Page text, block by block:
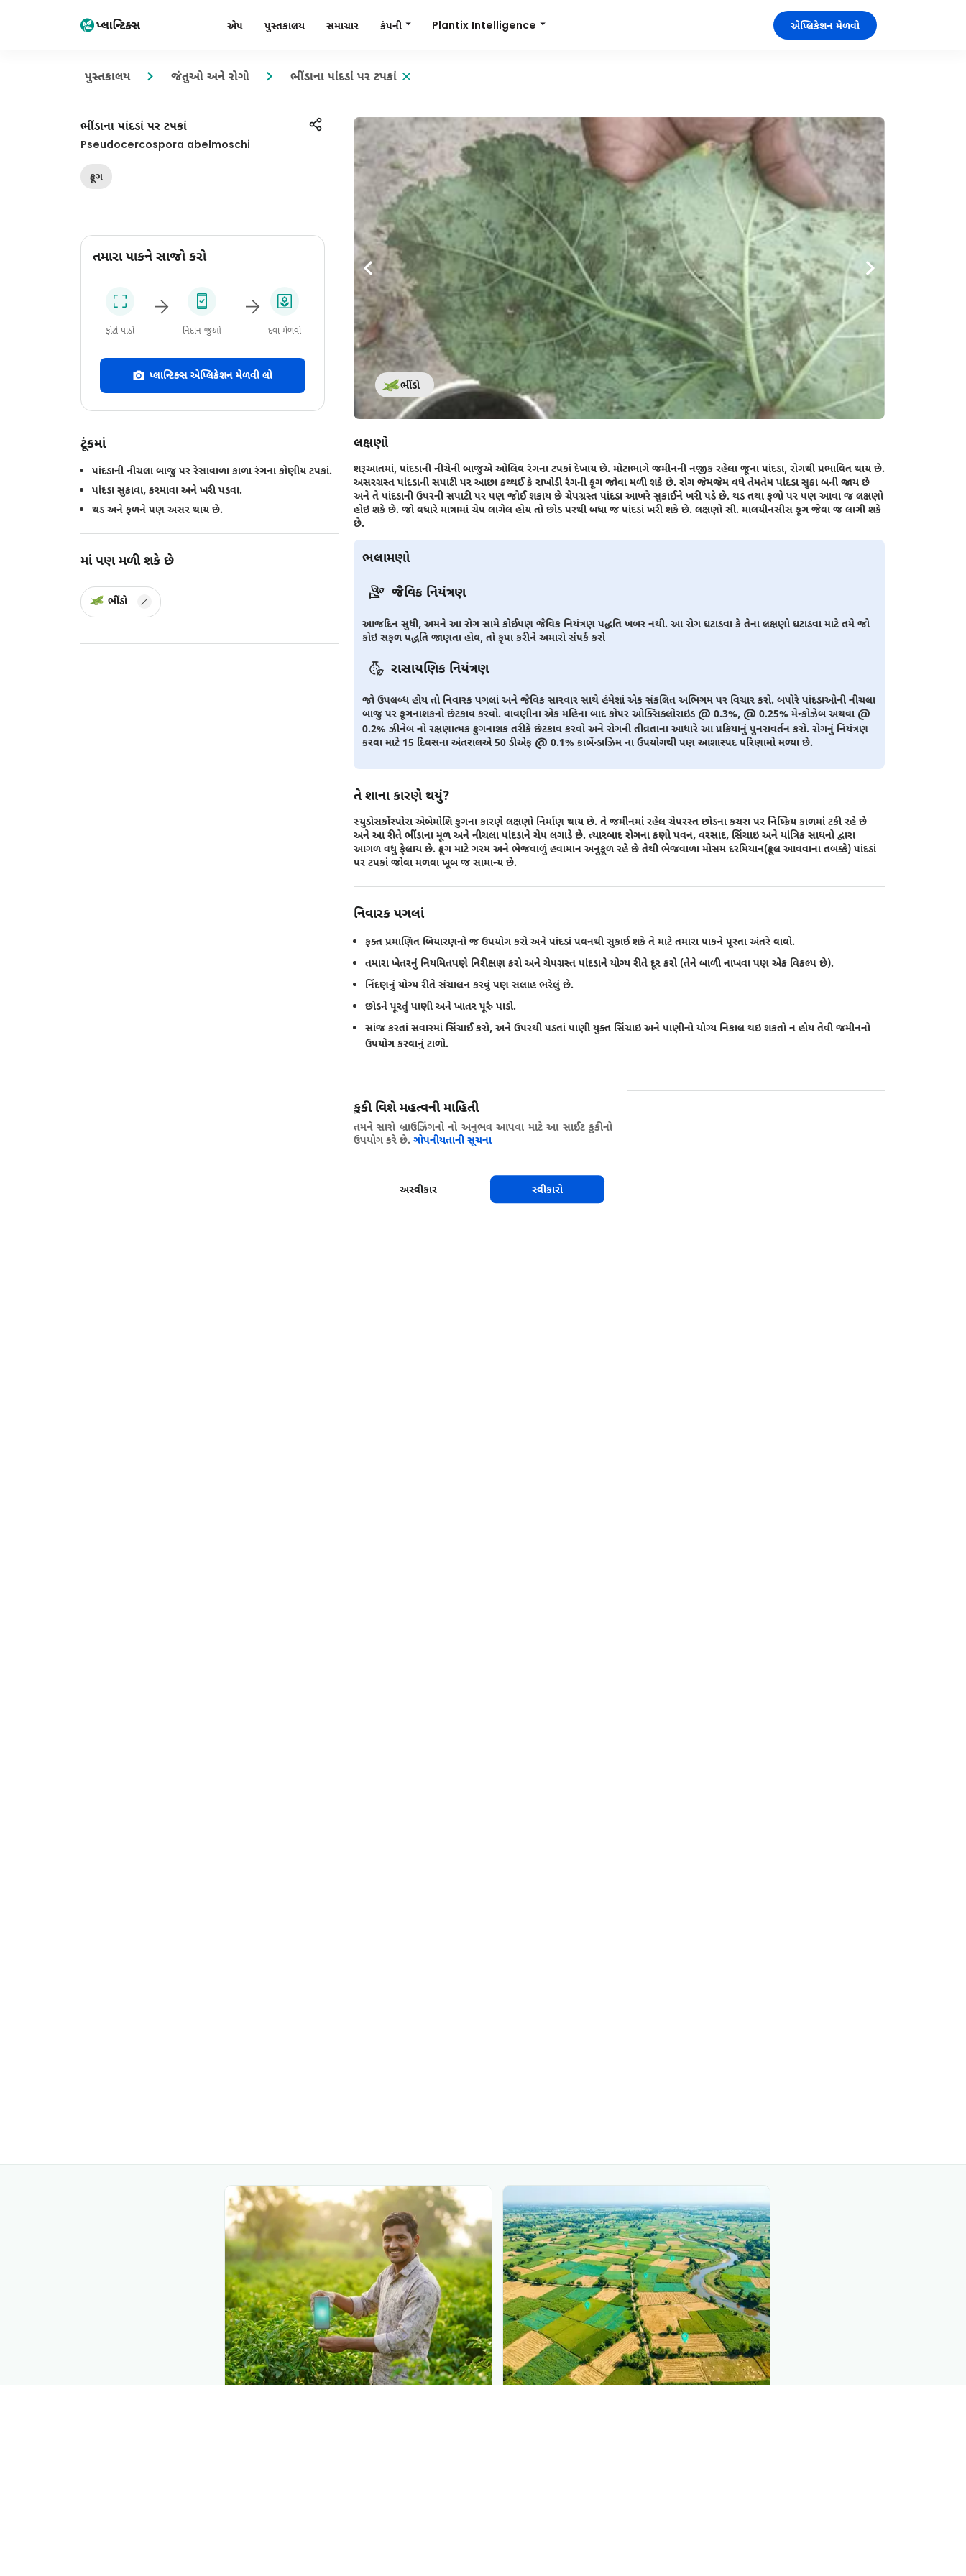
એપ પુસ્તકાલય સમાચાર કંપની Plantix Intelligence એપ્લિકેશન મેળવો
પુસ્તકાલય જંતુઓ અને રોગો ભીંડાના પાંદડાં પર ટપકાં
ભીંડાના પાંદડાં પર ટપકાં
Pseudocercospora abelmoschi
ફૂગ
તમારા પાકને સાજો કરો
ફોટો પાડો નિદાન જુઓ દવા મેળવો
પ્લાન્ટિક્સ એપ્લિકેશન મેળવી લો
ટૂંકમાં
પાંદડાની નીચલા બાજુ પર રેસાવાળા કાળા રંગના કોણીય ટપકાં.
પાંદડા સુકાવા, કરમાવા અને ખરી પડવા.
થડ અને ફળને પણ અસર થાય છે.
માં પણ મળી શકે છે
ભીંડો
ભીંડો
લક્ષણો
શરૂઆતમાં, પાંદડાની નીચેની બાજુએ ઓલિવ રંગના ટપકાં દેખાય છે. મોટાભાગે જમીનની નજીક રહેલા જૂના પાંદડા, રોગથી પ્રભાવિત થાય છે.
અસરગ્રસ્ત પાંદડાની સપાટી પર આછા કથ્થઈ કે રાખોડી રંગની ફૂગ જોવા મળી શકે છે. રોગ જેમજેમ વધે તેમતેમ પાંદડા સુકા બની જાય છે
અને તે પાંદડાની ઉપરની સપાટી પર પણ જોઈ શકાય છે ચેપગ્રસ્ત પાંદડા આખરે સુકાઈને ખરી પડે છે. થડ તથા ફળો પર પણ આવા જ લક્ષણો
હોઇ શકે છે. જો વધારે માત્રામાં ચેપ લાગેલ હોય તો છોડ પરથી બધા જ પાંદડાં ખરી શકે છે. લક્ષણો સી. માલયીનસીસ ફૂગ જેવા જ લાગી શકે
છે.
ભલામણો
જૈવિક નિયંત્રણ
આજદિન સુધી, અમને આ રોગ સામે કોઈપણ જૈવિક નિયંત્રણ પદ્ધતિ ખબર નથી. આ રોગ ઘટાડવા કે તેના લક્ષણો ઘટાડવા માટે તમે જો
કોઇ સફળ પદ્ધતિ જાણતા હોવ, તો કૃપા કરીને અમારો સંપર્ક કરો
રાસાયણિક નિયંત્રણ
જો ઉપલબ્ધ હોય તો નિવારક પગલાં અને જૈવિક સારવાર સાથે હંમેશાં એક સંકલિત અભિગમ પર વિચાર કરો. બપોરે પાંદડાઓની નીચલા
બાજુ પર ફૂગનાશકનો છંટકાવ કરવો. વાવણીના એક મહિના બાદ કોપર ઓક્સિક્લોરાઇડ @ 0.3%, @ 0.25% મેન્કોઝેબ અથવા @
0.2% ઝીનેબ નો રક્ષણાત્મક ફુગનાશક તરીકે છંટકાવ કરવો અને રોગની તીવ્રતાના આધારે આ પ્રક્રિયાનું પુનરાવર્તન કરો. રોગનું નિયંત્રણ
કરવા માટે 15 દિવસના અંતરાલએ 50 ડીએફ @ 0.1% કાર્બેન્ડાઝિમ ના ઉપયોગથી પણ આશાસ્પદ પરિણામો મળ્યા છે.
તે શાના કારણે થયું?
સ્યુડોસર્કોસ્પોરા એબેમોશિ ફુગના કારણે લક્ષણો નિર્માણ થાય છે. તે જમીનમાં રહેલ ચેપરસ્ત છોડના કચરા પર નિષ્ક્રિય કાળમાં ટકી રહે છે
અને આ રીતે ભીંડાના મૂળ અને નીચલા પાંદડાને ચેપ લગાડે છે. ત્યારબાદ રોગના કણો પવન, વરસાદ, સિંચાઇ અને યાંત્રિક સાધનો દ્વારા
આગળ વધુ ફેલાય છે. ફૂગ માટે ગરમ અને ભેજવાળું હવામાન અનુકૂળ રહે છે તેથી ભેજવાળા મોસમ દરમિયાન(ફૂલ આવવાના તબક્કે) પાંદડાં
પર ટપકાં જોવા મળવા ખૂબ જ સામાન્ય છે.
નિવારક પગલાં
ફક્ત પ્રમાણિત બિયારણનો જ ઉપયોગ કરો અને પાંદડાં પવનથી સુકાઈ શકે તે માટે તમારા પાકને પૂરતા અંતરે વાવો.
તમારા ખેતરનું નિયમિતપણે નિરીક્ષણ કરો અને ચેપગ્રસ્ત પાંદડાને યોગ્ય રીતે દૂર કરો (તેને બાળી નાખવા પણ એક વિકલ્પ છે).
નિંદણનું યોગ્ય રીતે સંચાલન કરવું પણ સલાહ ભરેલું છે.
છોડને પૂરતું પાણી અને ખાતર પૂરું પાડો.
સાંજ કરતાં સવારમાં સિંચાઈ કરો, અને ઉપરથી પડતાં પાણી યુક્ત સિંચાઇ અને પાણીનો યોગ્ય નિકાલ થઇ શકતો ન હોય તેવી જમીનનો
ઉપયોગ કરવાનું ટાળો.
શેર કરો
કુકી વિશે મહત્વની માહિતી
તમને સારો બ્રાઉઝિંગનો નો અનુભવ આપવા માટે આ સાઈટ કુકીનો
ઉપયોગ કરે છે. ગોપનીયતાની સૂચના
અસ્વીકાર સ્વીકારો